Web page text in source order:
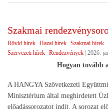
Szakmai
Rövid hírek Hazai hírek Szakmai hírek
Szervezeti hírek Rendezvények 2026.
Hogyan tovább
A HANGYA Szövetkezeti
Minisztérium által meghirdetett
előadássorozatot indít. A sorozat